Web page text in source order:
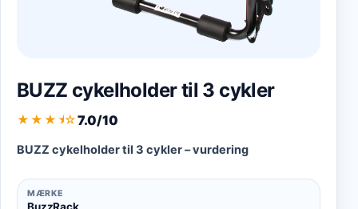
BUZZ cykelholder til 3 cykler
★★★ ★
☆7.0/10
BUZZ cykelholder til 3 cykler – vurdering
MÆRKE
BuzzRack